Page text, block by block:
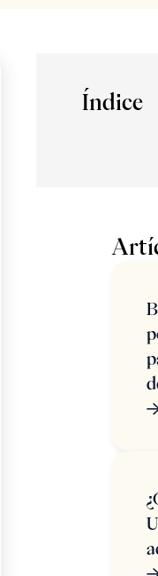
Índice